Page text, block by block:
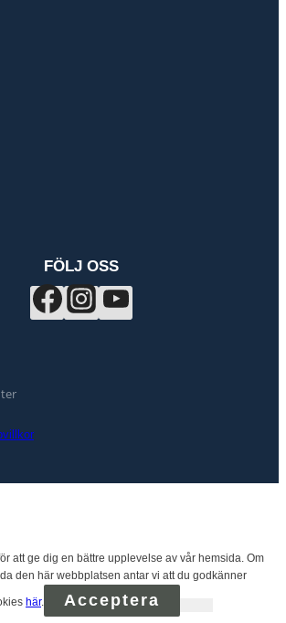
FÖLJ OSS
att ge dig en bättre upplevelse av vår hemsida. Om
den här webbplatsen antar vi att du godkänner
här. Acceptera